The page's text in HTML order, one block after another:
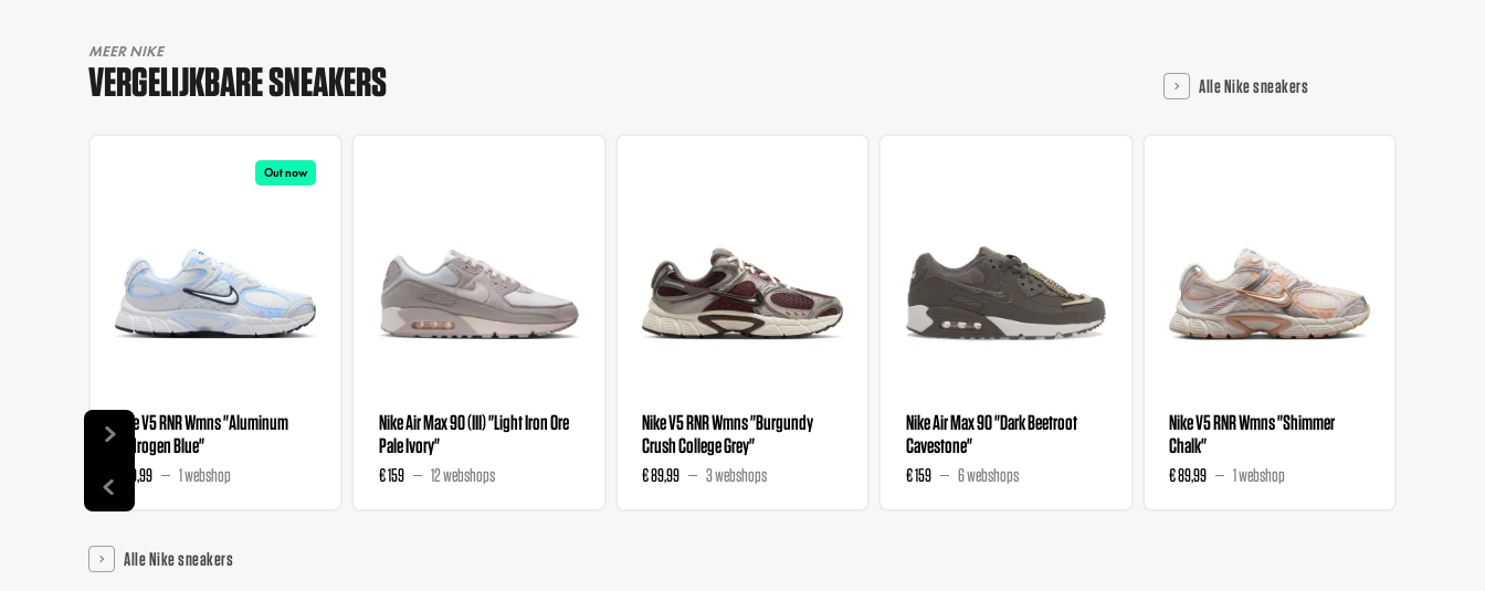
MEER NIKE
VERGELIJKBARE SNEAKERS Alle Nike sneakers
Out now
Nike V5 RNR Wmns "Aluminum
Hydrogen Blue"
€ 89,99 1 webshop
Nike Air Max 90 (III) "Light Iron Ore
Pale Ivory"
€ 159 12 webshops
Nike V5 RNR Wmns "Burgundy
Crush College Grey"
€ 89,99 3 webshops
Nike Air Max 90 "Dark Beetroot
Cavestone"
€ 159 6 webshops
Nike V5 RNR Wmns "Shimmer
Chalk"
€ 89,99 1 webshop
Alle Nike sneakers